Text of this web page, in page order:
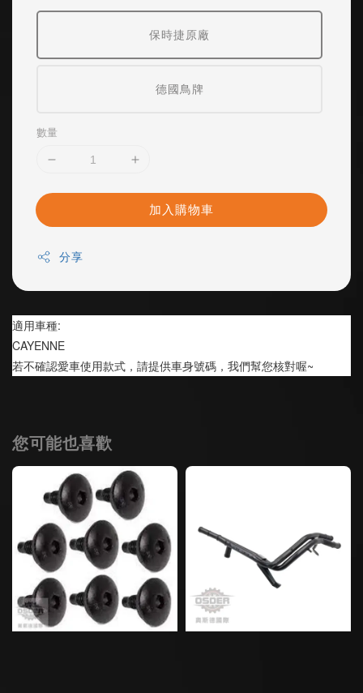
保時捷原廠
德國鳥牌
數量
加入購物車
分享
適用車種:
CAYENNE
若不確認愛車使用款式，請提供車身號碼，我們幫您核對喔~
您可能也喜歡